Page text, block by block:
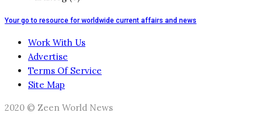
Your go to resource for worldwide current affairs and news
Work With Us
Advertise
Terms Of Service
Site Map
2020 © Zeen World News